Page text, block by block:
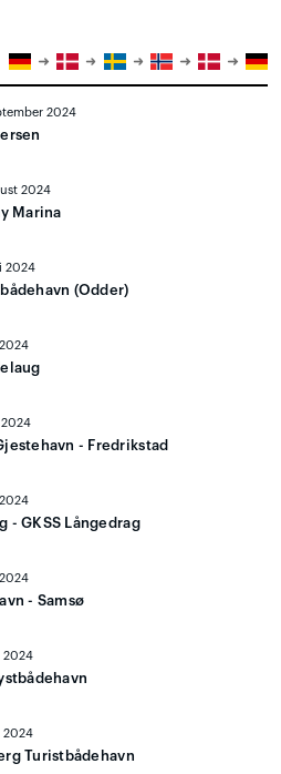
2024
2024
Marina
2024
(Odder)
2024
- Fredrikstad
- GKSS Långedrag
- Samsø
2024
2024
Turistbådehavn